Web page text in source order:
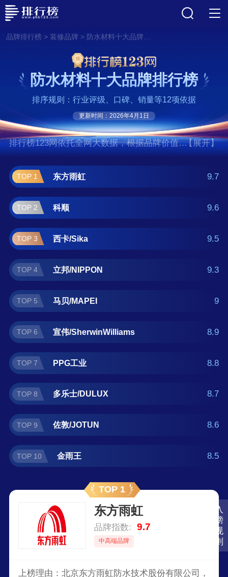
品牌排行榜> 装修品牌 > 防水材料十大品牌排行榜
入
榜
规
则
防水材料十大品牌排行榜
排序规则：行业评级、口碑、销量等12项依据
更新时间：2026年4月1日
排行榜123网依托全网大数据，根据品牌价值、
口碑评价等多项指数评选出了防水材料十大品
牌排行榜,前十名分别是东方雨虹、科顺、西
卡/Sika、立邦/NIPPON、马贝/MAPEI、宣
伟/SherwinWilliams、PPG工业、多乐
士/DULUX、佐敦/JOTUN、金雨王。如果您正
在查找防水材料什么牌子好？那么本防水材料
十大品牌榜单可供您作为选购参考，我们致力
于用最真实的用户数据推荐口碑最好的防水材
料品牌，让您选得放心。(榜单每月更新一次)
【展开】
TOP 1 东方雨虹 9.7
TOP 2 科顺 9.6
TOP 3 西卡/Sika 9.5
TOP 4 立邦/NIPPON 9.3
TOP 5 马贝/MAPEI 9
TOP 6 宣伟/SherwinWilliams 8.9
TOP 7 PPG工业 8.8
TOP 8 多乐士/DULUX 8.7
TOP 9 佐敦/JOTUN 8.6
TOP 10 金雨王 8.5
TOP 1
东方雨虹
品牌指数: 9.7
中高端品牌
上榜理由：北京东方雨虹防水技术股份有限公司，